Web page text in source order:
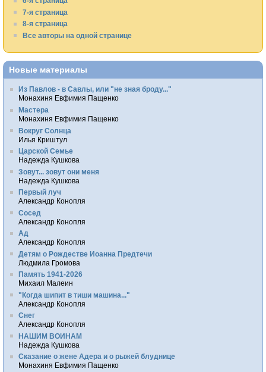
7-я страница
8-я страница
Все авторы на одной странице
Новые материалы
Из Павлов - в Савлы, или "не зная броду..."
Монахиня Евфимия Пащенко
Мастера
Монахиня Евфимия Пащенко
Вокруг Солнца
Илья Криштул
Царской Семье
Надежда Кушкова
Зовут... зовут они меня
Надежда Кушкова
Первый луч
Александр Конопля
Сосед
Александр Конопля
Ад
Александр Конопля
Детям о Рождестве Иоанна Предтечи
Людмила Громова
Память 1941-2026
Михаил Малеин
"Когда шипит в тиши машина..."
Александр Конопля
Снег
Александр Конопля
НАШИМ ВОИНАМ
Надежда Кушкова
Сказание о жене Адера и о рыжей блуднице
Монахиня Евфимия Пащенко